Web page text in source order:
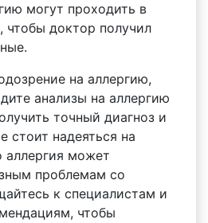
могут проходить в
чтобы доктор получил
на аллергию,
анализы на аллергию
точный диагноз и
стоит надеяться на
аллергия может
проблемам со
к специалистам и
чтобы